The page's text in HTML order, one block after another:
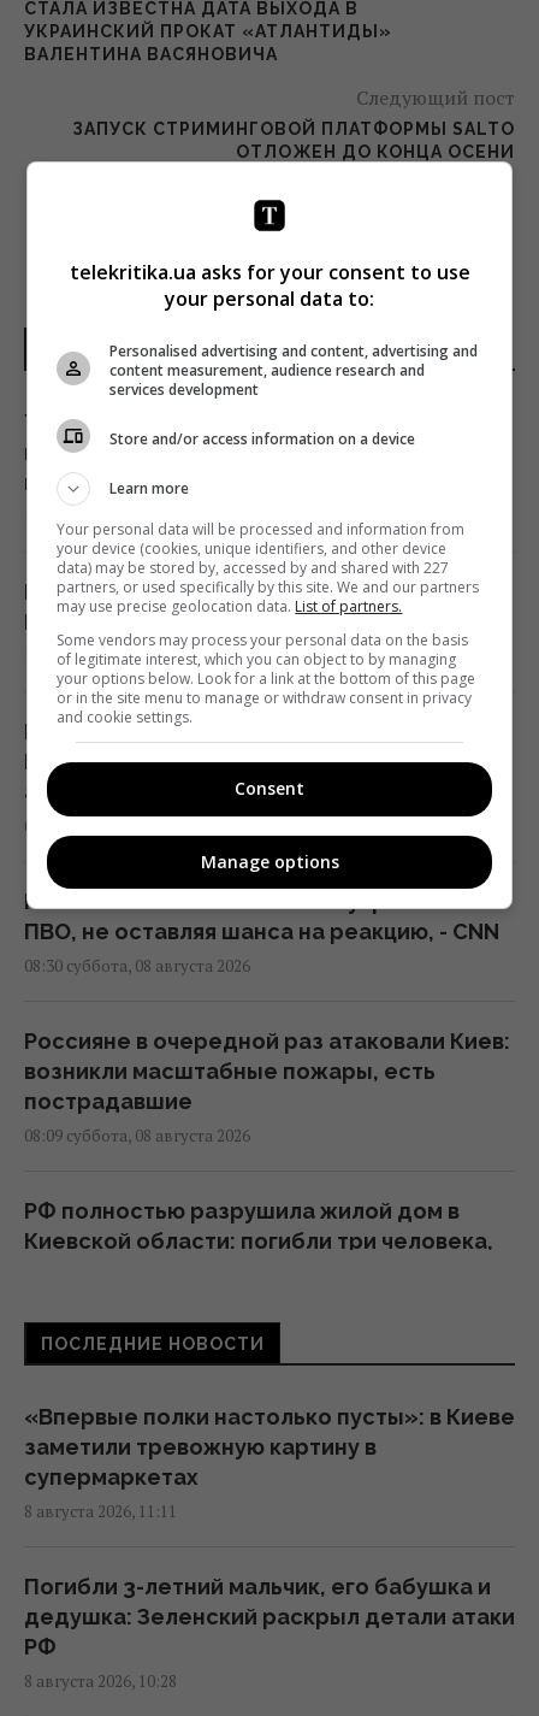
СТАЛА ИЗВЕСТНА ДАТА ВЫХОДА В
УКРАИНСКИЙ ПРОКАТ «АТЛАНТИДЫ»
ВАЛЕНТИНА ВАСЯНОВИЧА
Следующий пост
ЗАПУСК СТРИМИНГОВОЙ ПЛАТФОРМЫ SALTO
ОТЛОЖЕН ДО КОНЦА ОСЕНИ
НОВОСТИ УКРАИНЫ
Украина согласилась не нападать на
нероссийские танкеры с нефтью в Черном
море, - Bloomberg
В России загорелись сразу два крупных
НПЗ после атаки украинских дронов
10:55 суббота, 08 августа 2026
Ни одну баллистическую ракету не сбили:
Воздушные силы раскрыли детали ночной
атаки россиян
09:26 суббота, 08 августа 2026
Россия нашла слабое место украинской
ПВО, не оставляя шанса на реакцию, - CNN
08:30 суббота, 08 августа 2026
Россияне в очередной раз атаковали Киев:
возникли масштабные пожары, есть
пострадавшие
08:09 суббота, 08 августа 2026
РФ полностью разрушила жилой дом в
Киевской области: погибли три человека,
и лишь 15% баллистических ракет, – отчет
05:31 суббота, 08 августа 2026
Зеленский отреагировал на принятие
против РФ
23:53 пятница, 07 августа 2026
В результате атаки РФ был уничтожен
ПОСЛЕДНИЕ НОВОСТИ
«Впервые полки настолько пусты»: в Киеве
заметили тревожную картину в
супермаркетах
8 августа 2026, 11:11
Погибли 3-летний мальчик, его бабушка и
дедушка: Зеленский раскрыл детали атаки
РФ
8 августа 2026, 10:28
telekritika.ua asks for your consent to use
your personal data to:
Personalised advertising and content, advertising and
content measurement, audience research and
services development
Store and/or access information on a device
Learn more
Your personal data will be processed and information from
your device (cookies, unique identifiers, and other device
data) may be stored by, accessed by and shared with 227
partners, or used specifically by this site. We and our partners
may use precise geolocation data. List of partners.
Some vendors may process your personal data on the basis
of legitimate interest, which you can object to by managing
your options below. Look for a link at the bottom of this page
or in the site menu to manage or withdraw consent in privacy
and cookie settings.
Consent
Manage options